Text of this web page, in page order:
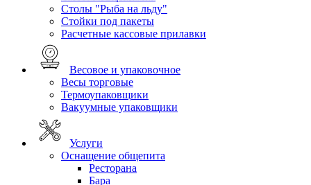
Столы "Рыба на льду"
Стойки под пакеты
Расчетные кассовые прилавки
Весовое и упаковочное
Весы торговые
Термоупаковщики
Вакуумные упаковщики
Услуги
Оснащение общепита
Ресторана
Бара